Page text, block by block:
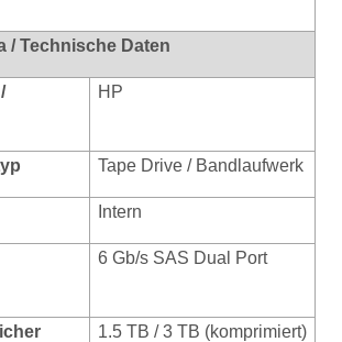
/ Technische Daten
HP
Tape Drive / Bandlaufwerk
Intern
6 Gb/s SAS Dual Port
1.5 TB / 3 TB (komprimiert)